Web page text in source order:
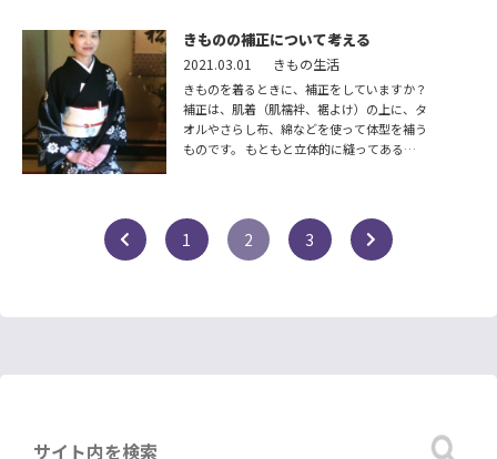
きものの補正について考える
2021.03.01 きもの生活
きものを着るときに、補正をしていますか？
補正は、肌着（肌襦袢、裾よけ）の上に、タ
オルやさらし布、綿などを使って体型を補う
ものです。 もともと立体的に縫ってある洋
 1 2 3 